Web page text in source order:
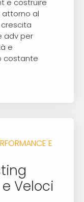
e costruire
al
adv per
e
costante
E
Veloci